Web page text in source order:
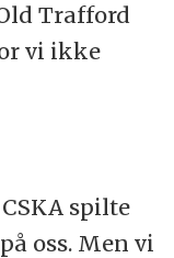
Trafford
vi ikke
spilte
oss. Men vi